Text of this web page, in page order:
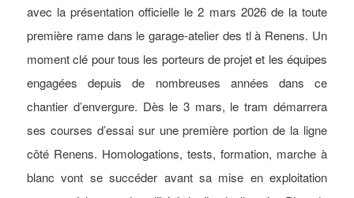
avec la présentation officielle le 2 mars 2026 de la toute
première rame dans le garage-atelier des tl à Renens. Un
moment clé pour tous les porteurs de projet et les équipes
engagées depuis de nombreuses années dans ce
chantier d’envergure. Dès le 3 mars, le tram démarrera
ses courses d’essai sur une première portion de la ligne
côté Renens. Homologations, tests, formation, marche à
blanc vont se succéder avant sa mise en exploitation